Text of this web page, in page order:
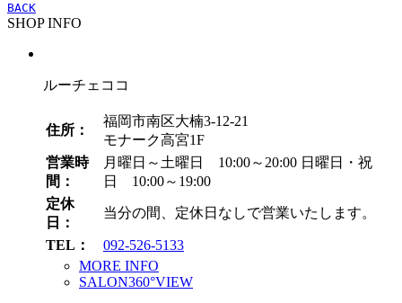
ー
カ
BACK
SHOP INFO
ルーチェココ
住所：
福岡市南区大楠3-12-21
モナーク高宮1F
営業時
間：
月曜日～土曜日 10:00～20:00 日曜日・祝
日 10:00～19:00
定休
日：
当分の間、定休日なしで営業いたします。
TEL：
092-526-5133
MORE INFO
SALON360°VIEW